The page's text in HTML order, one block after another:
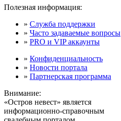
Полезная информация:
» Служба поддержки
» Часто задаваемые вопросы
» PRO и VIP аккаунты
» Конфиденциальность
» Новости портала
» Партнерская программа
Внимание:
«Остров невест» является
информационно-справочным